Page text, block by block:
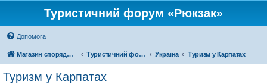
Туристичний форум «Рюкзак»
Допомога
Магазин спорядження Туристичний форум «Рюкзак» Україна Туризм у Карпатах
Туризм у Карпатах